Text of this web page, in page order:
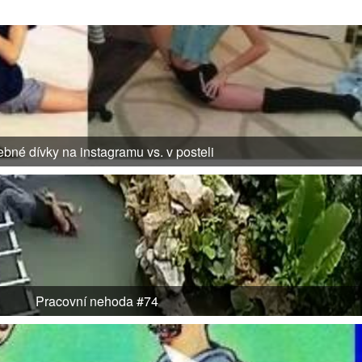
dívky na instagramu vs. v posteli
Pracovní nehoda #74